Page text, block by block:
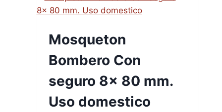
Mosqueton
Bombero Con
seguro 8x 80 mm.
Uso domestico